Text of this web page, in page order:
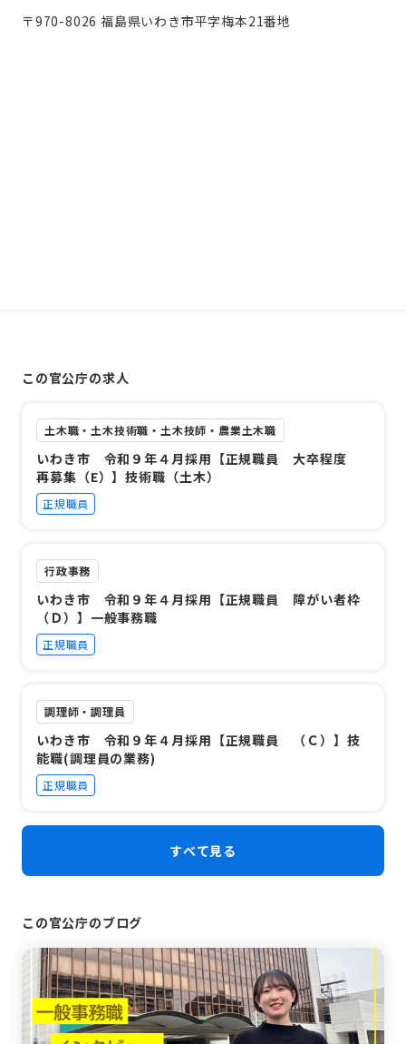
〒970-8026 福島県いわき市平字梅本21番地
この官公庁の求人
土木職・土木技術職・土木技師・農業土木職
いわき市 令和９年４月採用【正規職員 大卒程度
再募集（E）】技術職（土木）
正規職員
行政事務
いわき市 令和９年４月採用【正規職員 障がい者枠
（Ｄ）】一般事務職
正規職員
調理師・調理員
いわき市 令和９年４月採用【正規職員 （Ｃ）】技
能職(調理員の業務)
正規職員
すべて見る
この官公庁のブログ